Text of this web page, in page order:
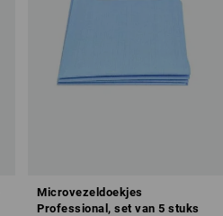
Microvezeldoekjes
Professional, set van 5 stuks